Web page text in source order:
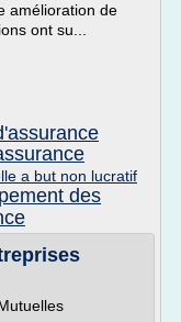
amélioration de
ont su...
a but non lucratif
des